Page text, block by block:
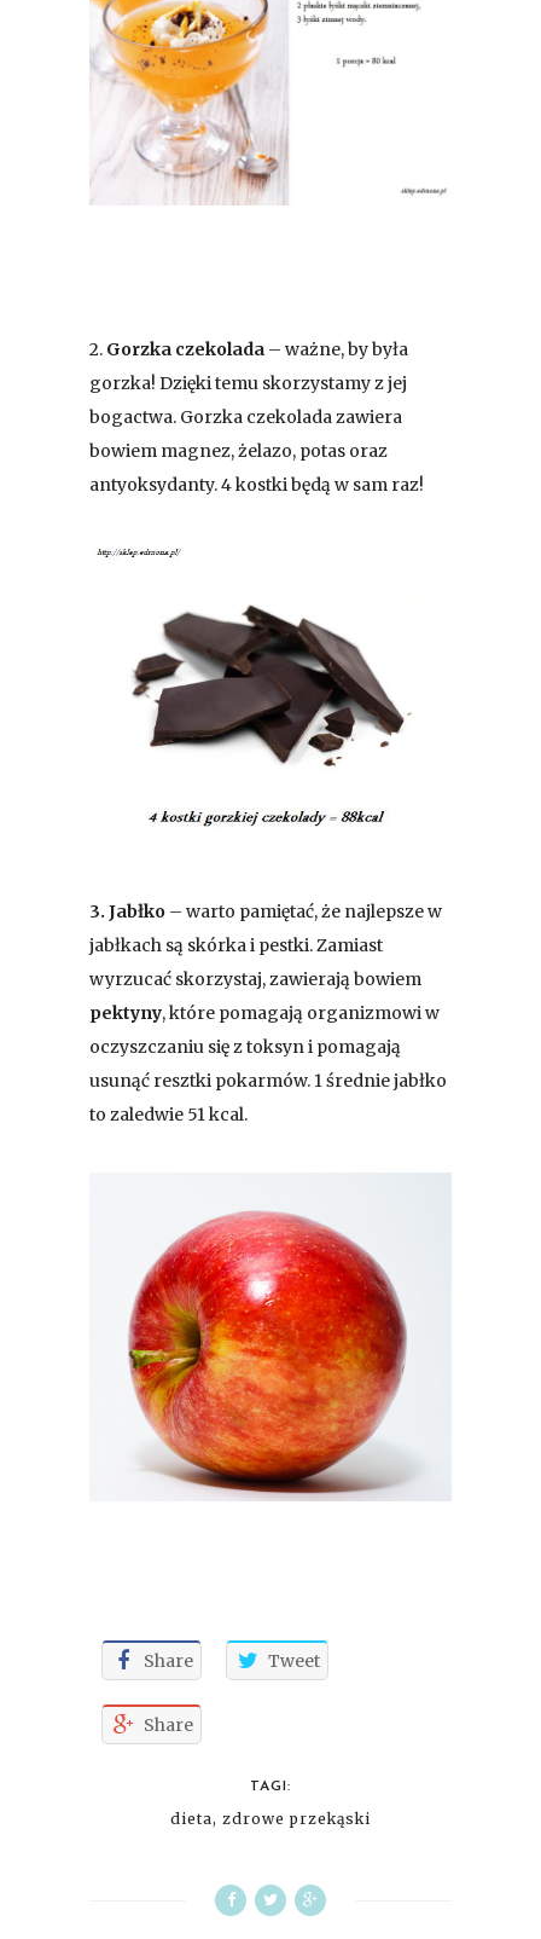
2. Gorzka czekolada – ważne, by była
gorzka! Dzięki temu skorzystamy z jej
bogactwa. Gorzka czekolada zawiera
bowiem magnez, żelazo, potas oraz
antyoksydanty. 4 kostki będą w sam raz!
3. Jabłko – warto pamiętać, że najlepsze w
jabłkach są skórka i pestki. Zamiast
wyrzucać skorzystaj, zawierają bowiem
pektyny, które pomagają organizmowi w
oczyszczaniu się z toksyn i pomagają
usunąć resztki pokarmów. 1 średnie jabłko
to zaledwie 51 kcal.
Share Tweet
Share
TAGI:
dieta, zdrowe przekąski